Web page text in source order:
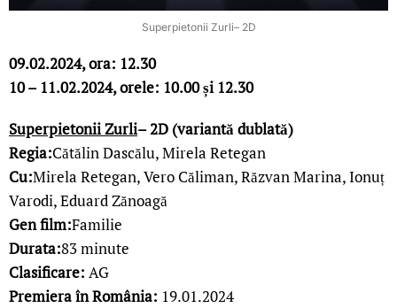
Superpietonii Zurli– 2D
09.02.2024, ora: 12.30
10 – 11.02.2024, orele: 10.00 și 12.30
Superpietonii Zurli– 2D (variantă dublată)
Regia:Cătălin Dascălu, Mirela Retegan
Cu:Mirela Retegan, Vero Căliman, Răzvan Marina, Ionuț
Varodi, Eduard Zănoagă
Gen film:Familie
Durata:83 minute
Clasificare: AG
Premiera în România: 19.01.2024